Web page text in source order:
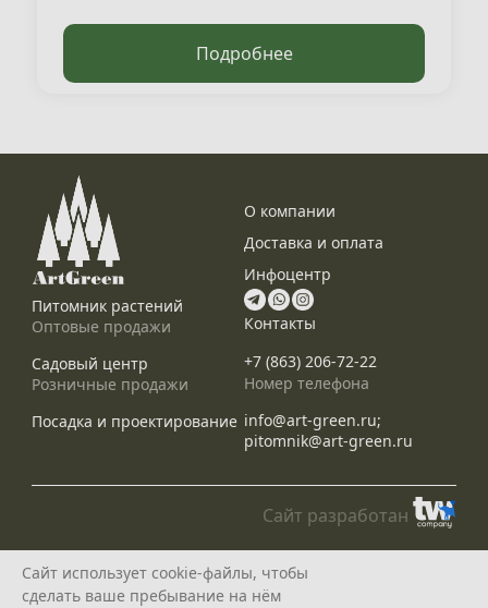
Сайт использует cookie-файлы, чтобы
сделать ваше пребывание на нём
Подробнее
Питомник растений
Оптовые продажи
Садовый центр
Розничные продажи
Посадка и проектирование
О компании
Доставка и оплата
Инфоцентр
Контакты
+7 (863) 206-72-22
Номер телефона
info@art-green.ru;
pitomnik@art-green.ru
© ARTGREEN, 2015-2026
*Данное предложение не является публичной офертой, определяемой
положениями статей 435, 437 Гражданского Кодекса РФ, и носит
Сайт разработан